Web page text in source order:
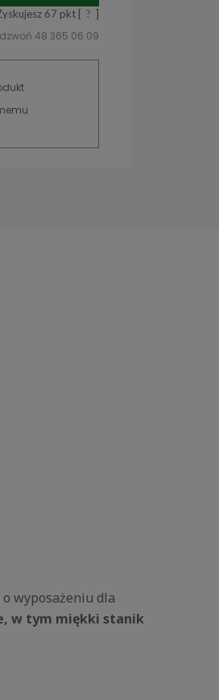
67pkt [ ? ]
48 365 06 09
wyposażeniu dla
w tym miękki stanik